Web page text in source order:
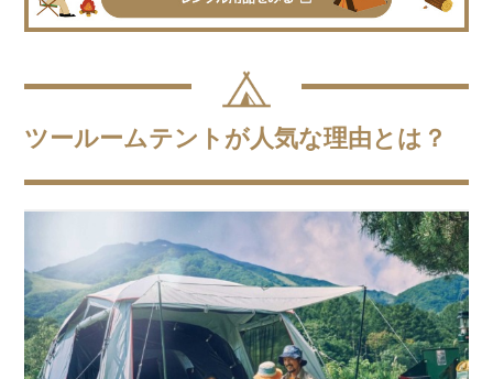
ツールームテントが人気な理由とは？